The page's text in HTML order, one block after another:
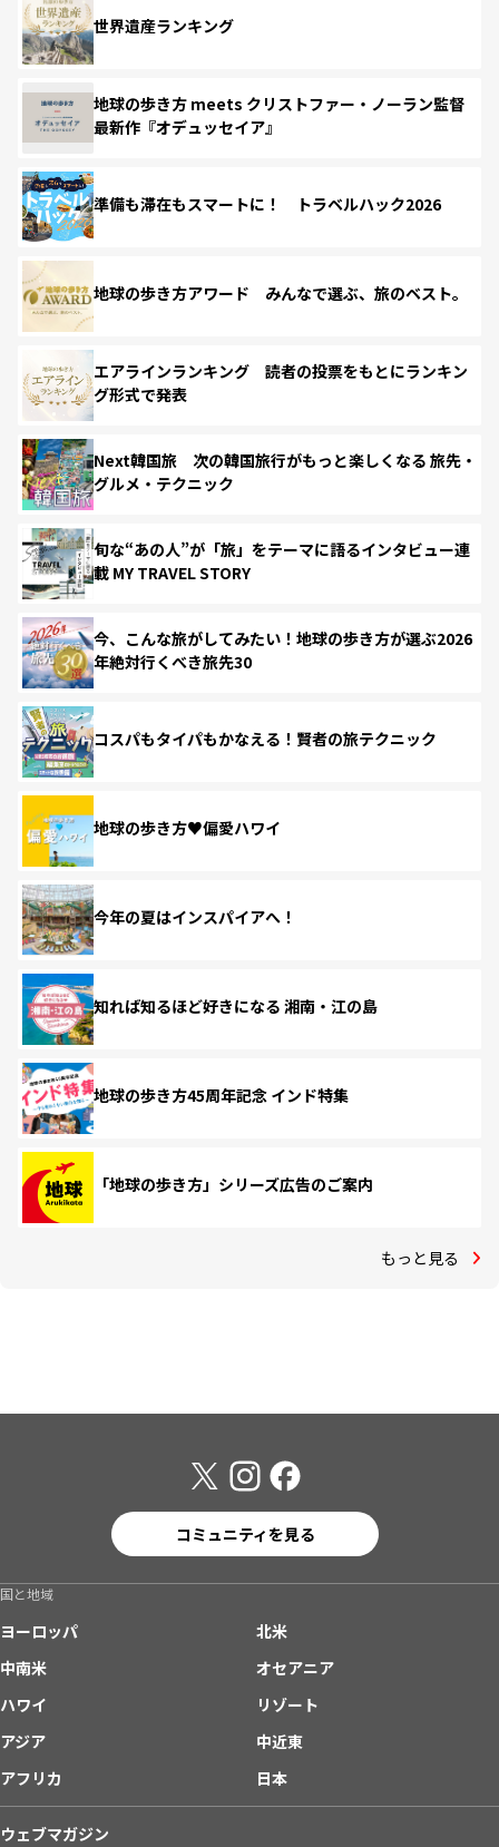
世界遺産ランキング
地球の歩き方 meets クリストファー・ノーラン監督
最新作『オデュッセイア』
準備も滞在もスマートに！ トラベルハック2026
地球の歩き方アワード みんなで選ぶ、旅のベスト。
エアラインランキング 読者の投票をもとにランキン
グ形式で発表
Next韓国旅 次の韓国旅行がもっと楽しくなる 旅先・
グルメ・テクニック
旬な“あの人”が「旅」をテーマに語るインタビュー連
載 MY TRAVEL STORY
今、こんな旅がしてみたい！地球の歩き方が選ぶ2026
年絶対行くべき旅先30
コスパもタイパもかなえる！賢者の旅テクニック
地球の歩き方♥偏愛ハワイ
今年の夏はインスパイアへ！
知れば知るほど好きになる 湘南・江の島
地球の歩き方45周年記念 インド特集
「地球の歩き方」シリーズ広告のご案内
もっと見る
コミュニティを見る
国と地域
ヨーロッパ
北米
中南米
オセアニア
ハワイ
リゾート
アジア
中近東
アフリカ
日本
ウェブマガジン